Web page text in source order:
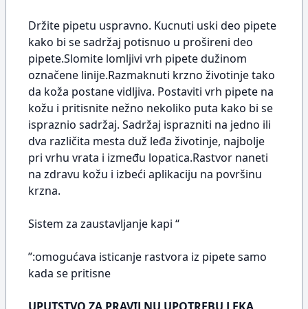
Držite pipetu uspravno. Kucnuti uski deo pipete
kako bi se sadržaj potisnuo u prošireni deo
pipete.Slomite lomljivi vrh pipete dužinom
označene linije.Razmaknuti krzno životinje tako
da koža postane vidljiva. Postaviti vrh pipete na
kožu i pritisnite nežno nekoliko puta kako bi se
ispraznio sadržaj. Sadržaj isprazniti na jedno ili
dva različita mesta duž leđa životinje, najbolje
pri vrhu vrata i između lopatica.Rastvor naneti
na zdravu kožu i izbeći aplikaciju na površinu
krzna.
Sistem za zaustavljanje kapi “
”:omogućava isticanje rastvora iz pipete samo
kada se pritisne